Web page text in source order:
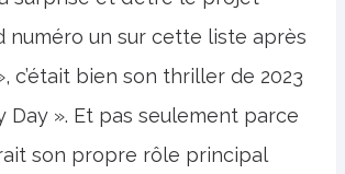
numéro un sur cette liste après
c’était bien son thriller de 2023
Day ». Et pas seulement parce
son propre rôle principal